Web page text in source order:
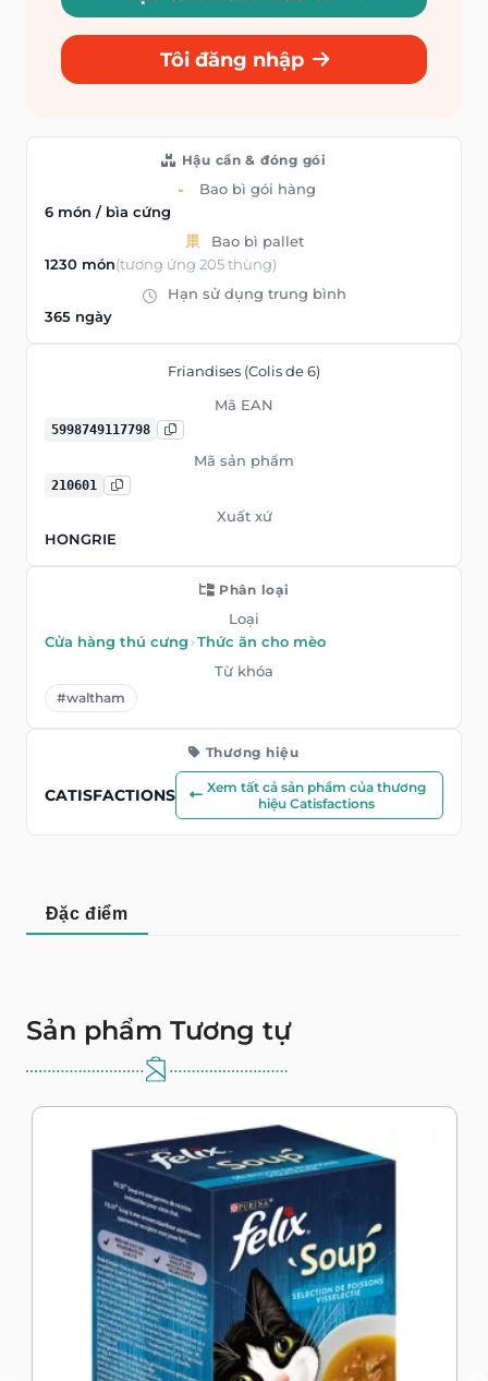
Tôi đăng nhập
Hậu cần & đóng gói
Bao bì gói hàng
6 món / bìa cứng
Bao bì pallet
1230 món(tương ứng 205 thùng)
Hạn sử dụng trung bình
365 ngày
Friandises (Colis de 6)
Mã EAN
5998749117798
Mã sản phẩm
210601
Xuất xứ
HONGRIE
Phân loại
Loại
Cửa hàng thú cưng ›Thức ăn cho mèo
Từ khóa
#waltham
Thương hiệu
CATISFACTIONS
Xem tất cả sản phẩm của thương
hiệu Catisfactions
Đặc điểm
Sản phẩm Tương tự